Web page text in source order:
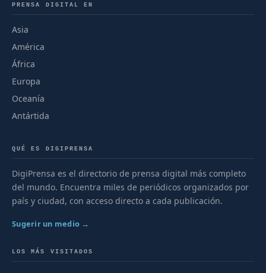
PRENSA DIGITAL EN
Asia
América
África
Europa
Oceanía
Antártida
QUÉ ES DIGIPRENSA
DigiPrensa es el directorio de prensa digital más completo
del mundo. Encuentra miles de periódicos organizados por
país y ciudad, con acceso directo a cada publicación.
Sugerir un medio →
LOS MÁS VISITADOS